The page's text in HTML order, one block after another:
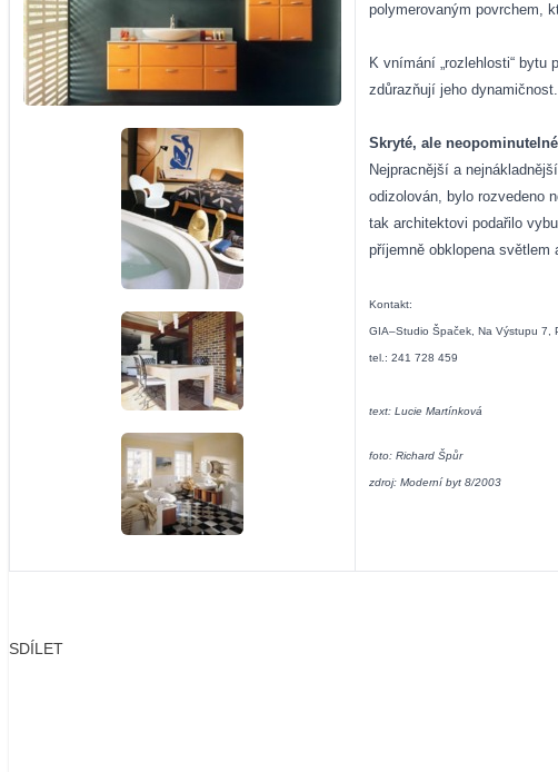
polymerovaným povrchem,
K vnímání „rozlehlosti“
zdůrazňují jeho dynamičnost.
Skryté, ale neopominutelné
Nejpracnější a
odizolován, bylo rozvedeno
tak architektovi podařilo
příjemně obklopena světlem
Kontakt:
GIA–Studio Špaček, Na Výstupu 7,
tel.: 241 728 459
text: Lucie Martínková
foto: Richard Špůr
zdroj: Moderní byt 8/2003
SDÍLET